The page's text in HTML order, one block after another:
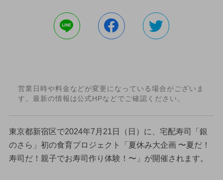
営業日時や料金などが変更になっている場合がございま
す。最新の情報は公式HPなどでご確認ください。
東京都新宿区で2024年7月21日（日）に、宅配寿司「銀
のさら」初の食育プロジェクト「夏休み大企画 〜夏だ！
寿司だ！親子でお寿司作り体験！〜」が開催されます。